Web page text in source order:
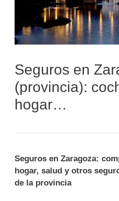
Seguros en
(provincia):
hogar…
Seguros en Zaragoza:
hogar, salud y otros
de la provincia